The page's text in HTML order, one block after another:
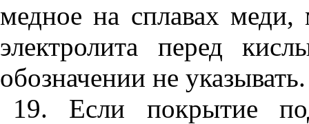
медное на сплавах меди,
электролита перед
обозначении не указывать.
19. Если покрытие